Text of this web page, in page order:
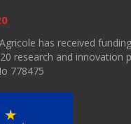
has received
research and innovation
778475